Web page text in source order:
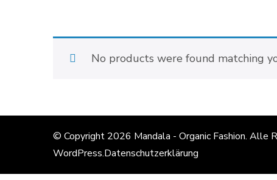
No products were found matching
© Copyright 2026 Mandala - Organic Fashion. Alle
WordPress.Datenschutzerklärung